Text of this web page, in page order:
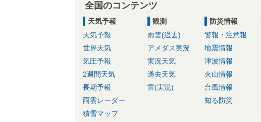
全国のコンテンツ
天気予報
天気予報
世界天気
気圧予報
2週間天気
長期予報
雨雲レーダー
積雪マップ
観測
雨雲(過去)
アメダス実況
実況天気
過去天気
雷(実況)
防災情報
警報・注意報
地震情報
津波情報
火山情報
台風情報
知る防災